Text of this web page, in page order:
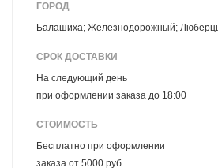
ГОРОД
Балашиха; Железнодорожный;
СРОК ДОСТАВКИ
На следующий день
при оформлении заказа до 18:00
СТОИМОСТЬ
Бесплатно при оформлении
заказа от 5000 руб.